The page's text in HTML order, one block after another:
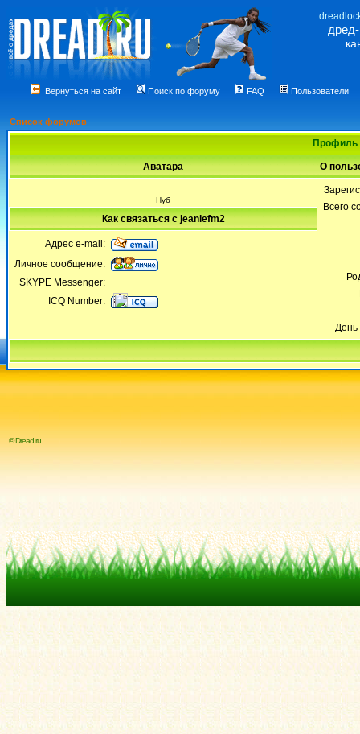
Вернуться на сайт Поиск по форуму FAQ Пользователи
Список форумов
Профиль
Аватара О
Нуб
Всего
День
Как связаться с jeaniefm2
Адрес e-mail:
Личное сообщение:
SKYPE Messenger:
ICQ Number:
© Dread.ru